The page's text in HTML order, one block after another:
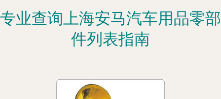
专业查询上海安马汽车用品零部
件列表指南